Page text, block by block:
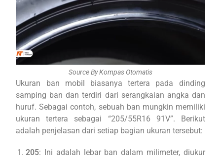
Source By Kompas Otomatis
Ukuran ban mobil biasanya tertera pada dinding
samping ban dan terdiri dari serangkaian angka dan
huruf. Sebagai contoh, sebuah ban mungkin memiliki
ukuran tertera sebagai “205/55R16 91V”. Berikut
adalah penjelasan dari setiap bagian ukuran tersebut:
205: Ini adalah lebar ban dalam milimeter, diukur